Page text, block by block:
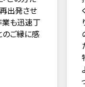
出発させ
業も迅速丁
のご縁に感